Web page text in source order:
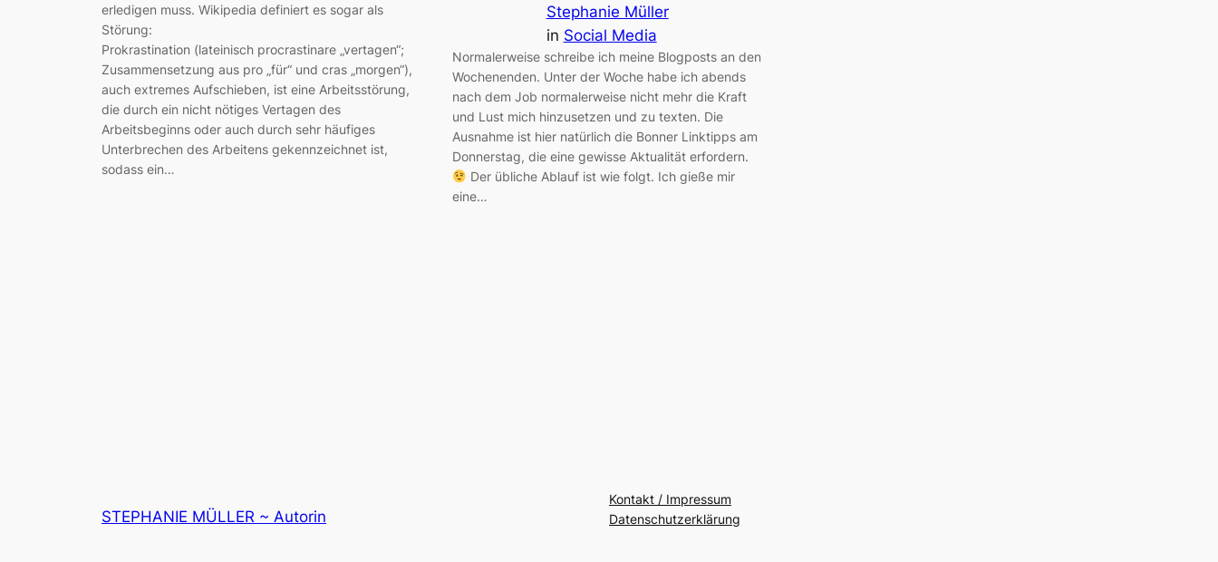
erledigen muss. Wikipedia definiert es sogar als
Störung:
Prokrastination (lateinisch procrastinare „vertagen“;
Zusammensetzung aus pro „für“ und cras „morgen“),
auch extremes Aufschieben, ist eine Arbeitsstörung,
die durch ein nicht nötiges Vertagen des
Arbeitsbeginns oder auch durch sehr häufiges
Unterbrechen des Arbeitens gekennzeichnet ist,
sodass ein…
Stephanie Müller
in Social Media
Normalerweise schreibe ich meine Blogposts an den
Wochenenden. Unter der Woche habe ich abends
nach dem Job normalerweise nicht mehr die Kraft
und Lust mich hinzusetzen und zu texten. Die
Ausnahme ist hier natürlich die Bonner Linktipps am
Donnerstag, die eine gewisse Aktualität erfordern.
Der übliche Ablauf ist wie folgt. Ich gieße mir
eine…
STEPHANIE MÜLLER ~ Autorin
Kontakt / Impressum
Datenschutzerklärung